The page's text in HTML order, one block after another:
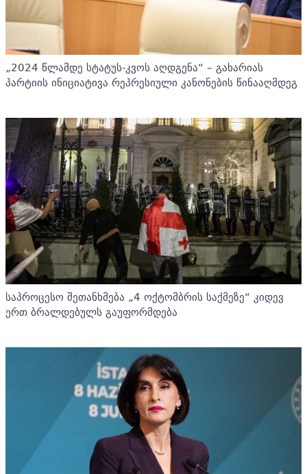
„2024 წლამდე სტატუს-კვოს აღდგენა“ – გახარიას
პარტიის ინიციატივა რეპრესიული კანონების წინააღმდეგ
საპროცესო შეთანხმება „4 ოქტომბრის საქმეზე“ კიდევ
ერთ ბრალდებულს გაუფორმდება